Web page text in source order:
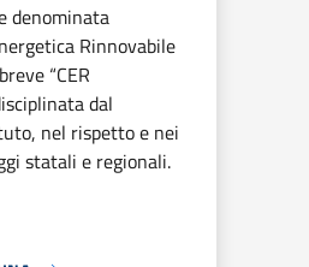
denominata
Rinnovabile
“CER
dal
nel rispetto e nei
statali e regionali.